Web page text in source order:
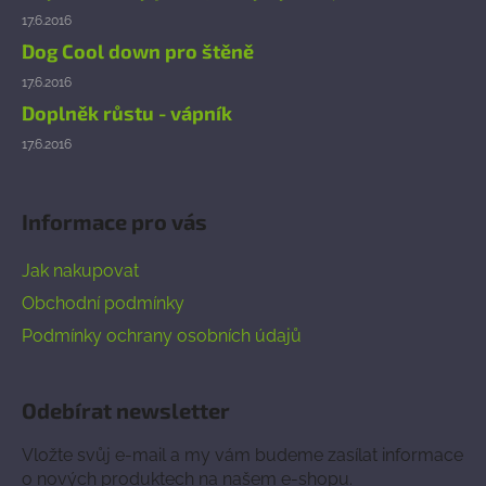
17.6.2016
Dog Cool down pro štěně
17.6.2016
Doplněk růstu - vápník
17.6.2016
Informace pro vás
Jak nakupovat
Obchodní podmínky
Podmínky ochrany osobních údajů
Odebírat newsletter
Vložte svůj e-mail a my vám budeme zasílat informace
o nových produktech na našem e-shopu.